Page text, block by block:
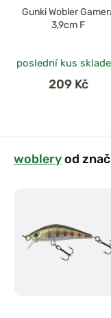
Gunki Wobler
3,9cm F
poslední kus
209 Kč
wobleryod